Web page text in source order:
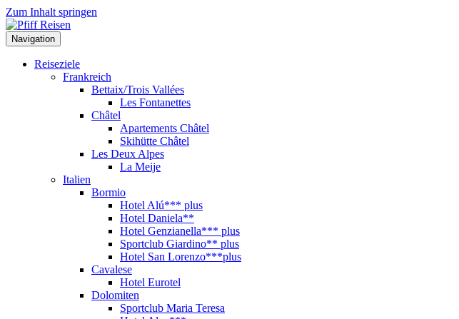
Zum Inhalt springen
Navigation
Reiseziele
Frankreich
Bettaix/Trois Vallées
Les Fontanettes
Châtel
Apartements Châtel
Skihütte Châtel
Les Deux Alpes
La Meije
Italien
Bormio
Hotel Alú*** plus
Hotel Daniela**
Hotel Genzianella*** plus
Sportclub Giardino** plus
Hotel San Lorenzo***plus
Cavalese
Hotel Eurotel
Dolomiten
Sportclub Maria Teresa